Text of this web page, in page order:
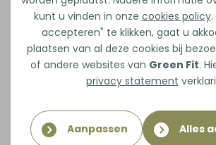
kunt u vinden in onze cookies policy.
accepteren" te klikken, gaat u
plaatsen van al deze cookies bij
of andere websites van Green Fit.
privacy statement
Aanpassen Alles
Door Green Fit, voor mensen
aan anderen denken.
We moeten het even hebben
van krijgen. Het klinkt als
muziek en vrouwenbladen uit